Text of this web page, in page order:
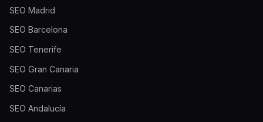
SEO Madrid
SEO Barcelona
SEO Tenerife
SEO Gran Canaria
SEO Canarias
SEO Andalucía